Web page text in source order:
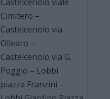
Cimitero –
Castelceriolo via
Ollearo –
Castelceriolo via G.
Poggio – Lobbi
piazza Franzini –